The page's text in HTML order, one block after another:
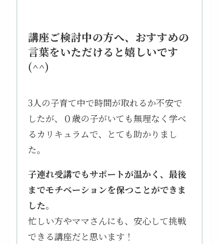
講座ご検討中の方へ、おすすめの
言葉をいただけると嬉しいです
(^^)
3人の子育て中で時間が取れるか不安で
したが、０歳の子がいても無理なく学べ
るカリキュラムで、とても助かりまし
た。
子連れ受講でもサポートが温かく、最後
までモチベーションを保つことができま
した。
忙しい方やママさんにも、安心して挑戦
できる講座だと思います！